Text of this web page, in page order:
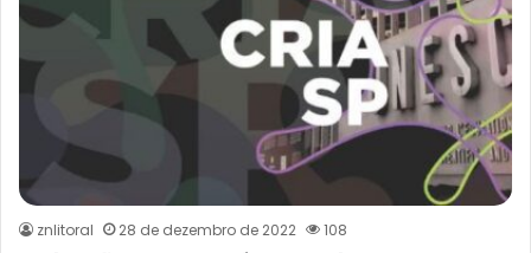
znlitoral 28 de dezembro de 2022 108